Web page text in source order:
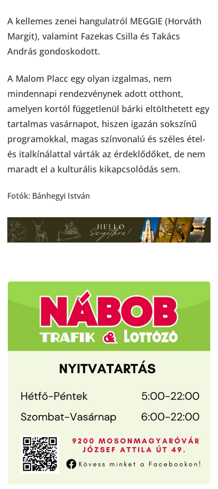
A kellemes zenei hangulatról MEGGIE (Horváth
Margit), valamint Fazekas Csilla és Takács
András gondoskodott.
A Malom Placc egy olyan izgalmas, nem
mindennapi rendezvénynek adott otthont,
amelyen kortól függetlenül bárki eltölthetett egy
tartalmas vasárnapot, hiszen igazán sokszínű
programokkal, magas színvonalú és széles étel-
és italkínálattal várták az érdeklődőket, de nem
maradt el a kulturális kikapcsolódás sem.
Fotók: Bánhegyi István